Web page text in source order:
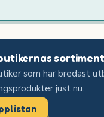
sortiment
som har bredast
just nu.